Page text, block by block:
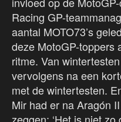
Racing GP-
aantal MOTO73’s
deze MotoGP-toppers
ritme. Van
vervolgens na een
met de wintertesten.
Mir had er na Aragón